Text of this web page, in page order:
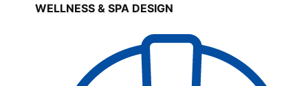
WELLNESS & SPA DESIGN